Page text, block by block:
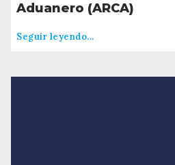
Aduanero (ARCA)
Seguir leyendo...